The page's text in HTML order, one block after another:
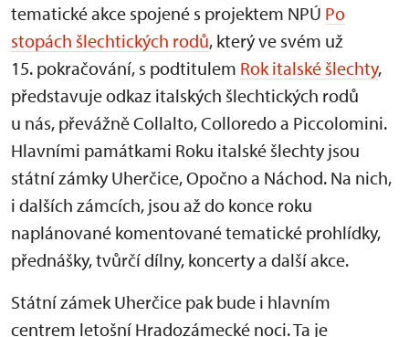
tematické akce spojené s projektem NPÚ Po
stopách šlechtických rodů, který ve svém už
15. pokračování, s podtitulem Rok italské šlechty,
představuje odkaz italských šlechtických rodů
u nás, převážně Collalto, Colloredo a Piccolomini.
Hlavními památkami Roku italské šlechty jsou
státní zámky Uherčice, Opočno a Náchod. Na nich,
i dalších zámcích, jsou až do konce roku
naplánované komentované tematické prohlídky,
přednášky, tvůrčí dílny, koncerty a další akce.
Státní zámek Uherčice pak bude i hlavním
centrem letošní Hradozámecké noci. Ta je